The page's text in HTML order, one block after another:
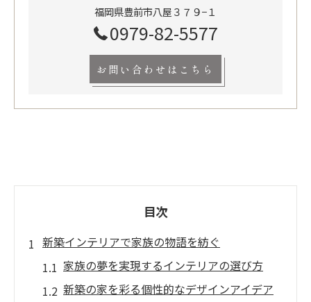
福岡県豊前市八屋３７９−１
0979-82-5577
お問い合わせはこちら
目次
新築インテリアで家族の物語を紡ぐ
家族の夢を実現するインテリアの選び方
新築の家を彩る個性的なデザインアイデア